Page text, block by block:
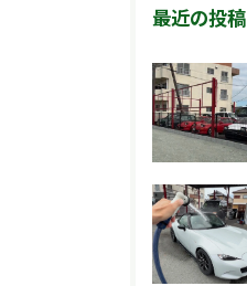
最近の投稿